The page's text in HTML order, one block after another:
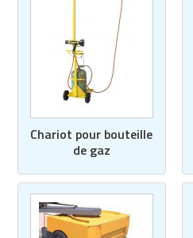
Chariot pour bouteille
de gaz